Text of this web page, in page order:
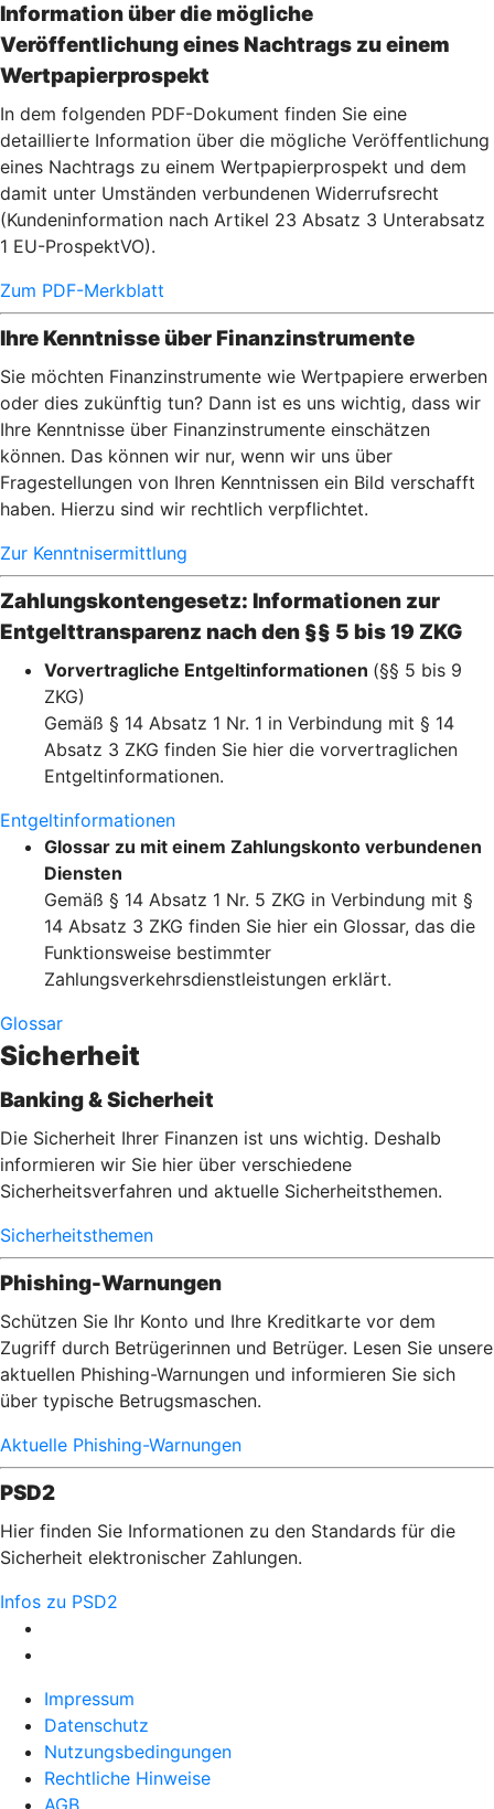
Information über die mögliche
Veröffentlichung eines Nachtrags zu einem
Wertpapierprospekt
In dem folgenden PDF-Dokument finden Sie eine
detaillierte Information über die mögliche Veröffentlichung
eines Nachtrags zu einem Wertpapierprospekt und dem
damit unter Umständen verbundenen Widerrufsrecht
(Kundeninformation nach Artikel 23 Absatz 3 Unterabsatz
1 EU-ProspektVO).
Zum PDF-Merkblatt
Ihre Kenntnisse über Finanzinstrumente
Sie möchten Finanzinstrumente wie Wertpapiere erwerben
oder dies zukünftig tun? Dann ist es uns wichtig, dass wir
Ihre Kenntnisse über Finanzinstrumente einschätzen
können. Das können wir nur, wenn wir uns über
Fragestellungen von Ihren Kenntnissen ein Bild verschafft
haben. Hierzu sind wir rechtlich verpflichtet.
Zur Kenntnisermittlung
Zahlungskontengesetz: Informationen zur
Entgelttransparenz nach den §§ 5 bis 19 ZKG
Vorvertragliche Entgeltinformationen (§§ 5 bis 9
ZKG)
Gemäß § 14 Absatz 1 Nr. 1 in Verbindung mit § 14
Absatz 3 ZKG finden Sie hier die vorvertraglichen
Entgeltinformationen.
Entgeltinformationen
Glossar zu mit einem Zahlungskonto verbundenen
Diensten
Gemäß § 14 Absatz 1 Nr. 5 ZKG in Verbindung mit §
14 Absatz 3 ZKG finden Sie hier ein Glossar, das die
Funktionsweise bestimmter
Zahlungsverkehrsdienstleistungen erklärt.
Glossar
Sicherheit
Banking & Sicherheit
Die Sicherheit Ihrer Finanzen ist uns wichtig. Deshalb
informieren wir Sie hier über verschiedene
Sicherheitsverfahren und aktuelle Sicherheitsthemen.
Sicherheitsthemen
Phishing-Warnungen
Schützen Sie Ihr Konto und Ihre Kreditkarte vor dem
Zugriff durch Betrügerinnen und Betrüger. Lesen Sie unsere
aktuellen Phishing-Warnungen und informieren Sie sich
über typische Betrugsmaschen.
Aktuelle Phishing-Warnungen
PSD2
Hier finden Sie Informationen zu den Standards für die
Sicherheit elektronischer Zahlungen.
Infos zu PSD2
Impressum
Datenschutz
Nutzungsbedingungen
Rechtliche Hinweise
AGB